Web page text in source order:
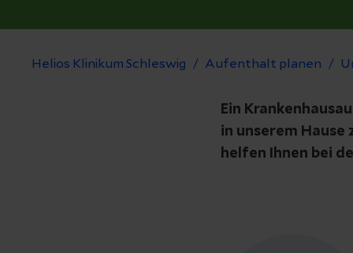
Helios Klinikum Schleswig Aufenthalt planen
Ein
in unserem
helfen Ihnen bei